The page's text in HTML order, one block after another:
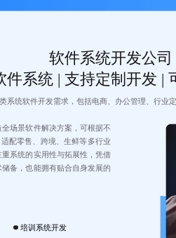
软件系统开发公司
件系统 | 支持定制开发 |
系统软件开发需求，包括电商、办公管理、行业
场景软件解决方案，可根据不
适配零售、跨境、生鲜等多行业
系统的实用性与拓展性，凭借
备，也能拥有贴合自身发展的
培训系统开发